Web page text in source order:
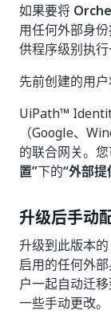
如果要将
用任何外部身
供程序级别执行
先前创建的用
UiPath™
（Google、
的联合网关。
置”下的“外部
升级后手动
升级到此版本
启用的任何外
户一起自动迁
一些手动更改。